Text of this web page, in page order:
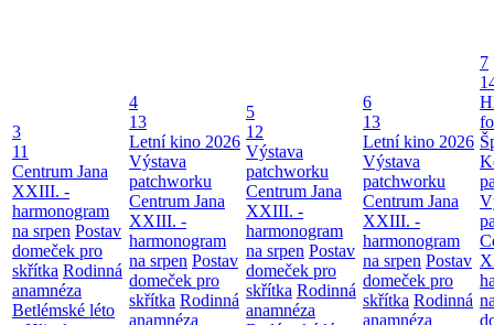
3
11
Centrum Jana
XXIII. -
harmonogram
na srpen Postav
domeček pro
skřítka Rodinná
anamnéza
Betlémské léto
4
13
Letní kino 2026
Výstava
patchworku
Centrum Jana
XXIII. -
harmonogram
na srpen Postav
domeček pro
skřítka Rodinná
anamnéza
5
12
Výstava
patchworku
Centrum Jana
XXIII. -
harmonogram
na srpen Postav
domeček pro
skřítka Rodinná
anamnéza
6
13
Letní kino 2026
Výstava
patchworku
Centrum Jana
XXIII. -
harmonogram
na srpen Postav
domeček pro
skřítka Rodinná
anamnéza
7